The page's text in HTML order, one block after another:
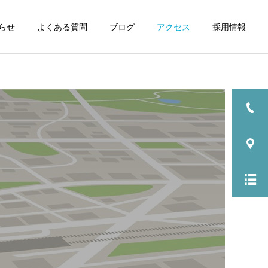
せ よくある質問 ブログ アクセス 採用情報
詳細を見る
小児科